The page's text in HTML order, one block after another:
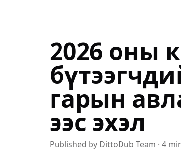
2026 оны
гарын
ээс эхэл
Published by DittoDub Team · 4